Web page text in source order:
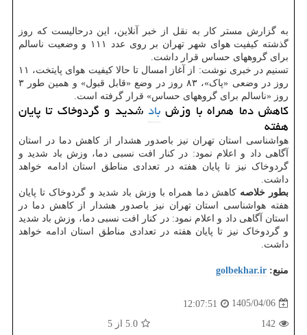
به گزارش مستر کار به نقل از خبر آنلاین، این درحالیست که روز
گذشته کیفیت هوای شهر تهران بر روی عدد ۱۱۱ و وضعیت ناسالم
برای گروههای حساس قرار داشت.
تسنیم در خبری نوشت: از آغاز امسال تا حالا کیفیت هوای پایتخت، ۱۱
روز در وضعی «پاک»، ۸۳ روز در وضع «قابل قبول» و همین طور ۳
روز «ناسالم برای گروههای حساس» قرار گرفته است.
کاهش دما همراه با وزش باد شدید و گردوخاک تا پایان
هفته
هواشناسی استان تهران نیز باصدور هشدار از کاهش دما در استان
آگاهی داد و اعلام نمود: در کنار افت نسبی دما، وزش باد شدید و
گردوخاک نیز تا پایان هفته در تعدادی مناطق استان ادامه خواهد
داشت.
بطور خلاصه کاهش دما همراه با وزش باد شدید و گردوخاک تا پایان
هفته هواشناسی استان تهران نیز باصدور هشدار از کاهش دما در
استان آگاهی داد و اعلام نمود: در کنار افت نسبی دما، وزش باد شدید
و گردوخاک نیز تا پایان هفته در تعدادی مناطق استان ادامه خواهد
داشت.
منبع: golbekhar.ir
1405/04/06
12:07:51
142
5.0 از 5